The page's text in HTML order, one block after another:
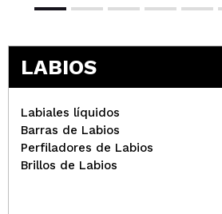
LABIOS
Labiales líquidos
Barras de Labios
Perfiladores de Labios
Brillos de Labios